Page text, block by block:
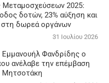
Μεταμοσχεύσεων 2025:
δοτών, 23% αύξηση και
στη δωρεά οργάνων
31 Ιουλίου 2026
Εμμανουήλ Φανδρίδης ο
ανέλαβε την επέμβαση
Μητσοτάκη